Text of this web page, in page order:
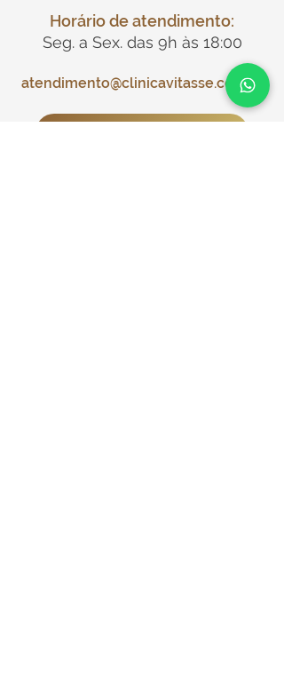
Horário de atendimento:
Seg. a Sex. das 9h às 18:00
atendimento@clinicavitasse.com.br